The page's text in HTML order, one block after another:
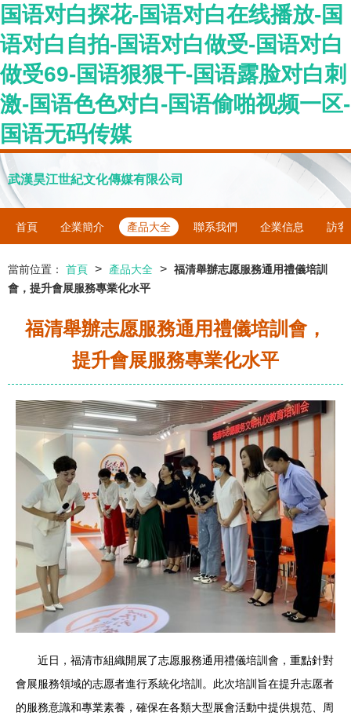
国语对白探花-国语对白在线播放-国
语对白自拍-国语对白做受-国语对白
做受69-国语狠狠干-国语露脸对白刺
激-国语色色对白-国语偷啪视频一区-
国语无码传媒
武漢昊江世紀文化傳媒有限公司
首頁 企業簡介 產品大全 聯系我們 企業信息 訪客
當前位置： 首頁 > 產品大全 > 福清舉辦志愿服務通用禮儀培訓
會，提升會展服務專業化水平
福清舉辦志愿服務通用禮儀培訓會，
提升會展服務專業化水平
近日，福清市組織開展了志愿服務通用禮儀培訓會，重點針對
會展服務領域的志愿者進行系統化培訓。此次培訓旨在提升志愿者
的服務意識和專業素養，確保在各類大型展會活動中提供規范、周